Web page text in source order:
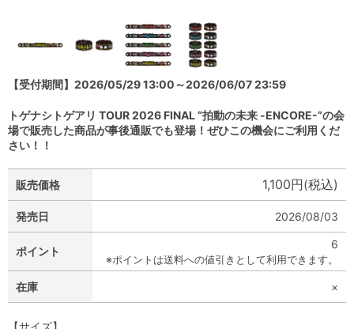
【受付期間】2026/05/29 13:00～2026/06/07 23:59
トゲナシトゲアリ TOUR 2026 FINAL “拍動の未来 -ENCORE-”の会
場で販売した商品が事後通販でも登場！ぜひこの機会にご利用くだ
さい！！
販売価格 1,100円(税込)
発売日 2026/08/03
ポイント
6
※ポイントは送料への値引きとして利用できます。
在庫 ×